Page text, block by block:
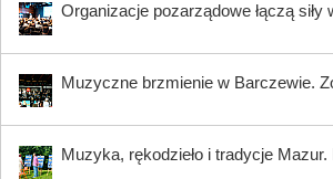
Organizacje pozarządowe łączą
Muzyczne brzmienie w Barczewie.
Muzyka, rękodzieło i tradycje